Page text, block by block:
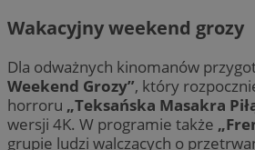
Wakacyjny weekend grozy
Dla odważnych kinomanów
Weekend Grozy”, który
horroru „Teksańska Masakra
wersji 4K. W programie także
grupie ludzi walczących o